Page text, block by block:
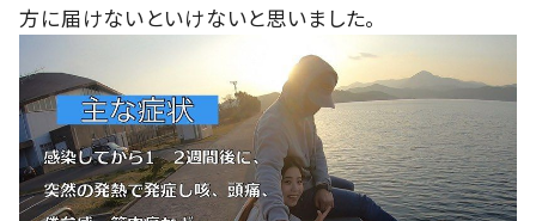
方に届けないといけないと思いました。